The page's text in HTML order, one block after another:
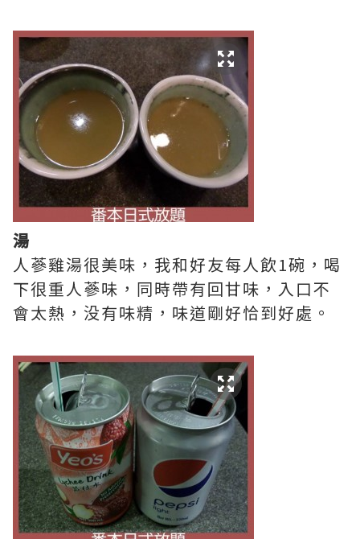
湯
人蔘雞湯很美味，我和好友每人飲1碗，喝
下很重人蔘味，同時帶有回甘味，入口不
會太熱，没有味精，味道剛好恰到好處。